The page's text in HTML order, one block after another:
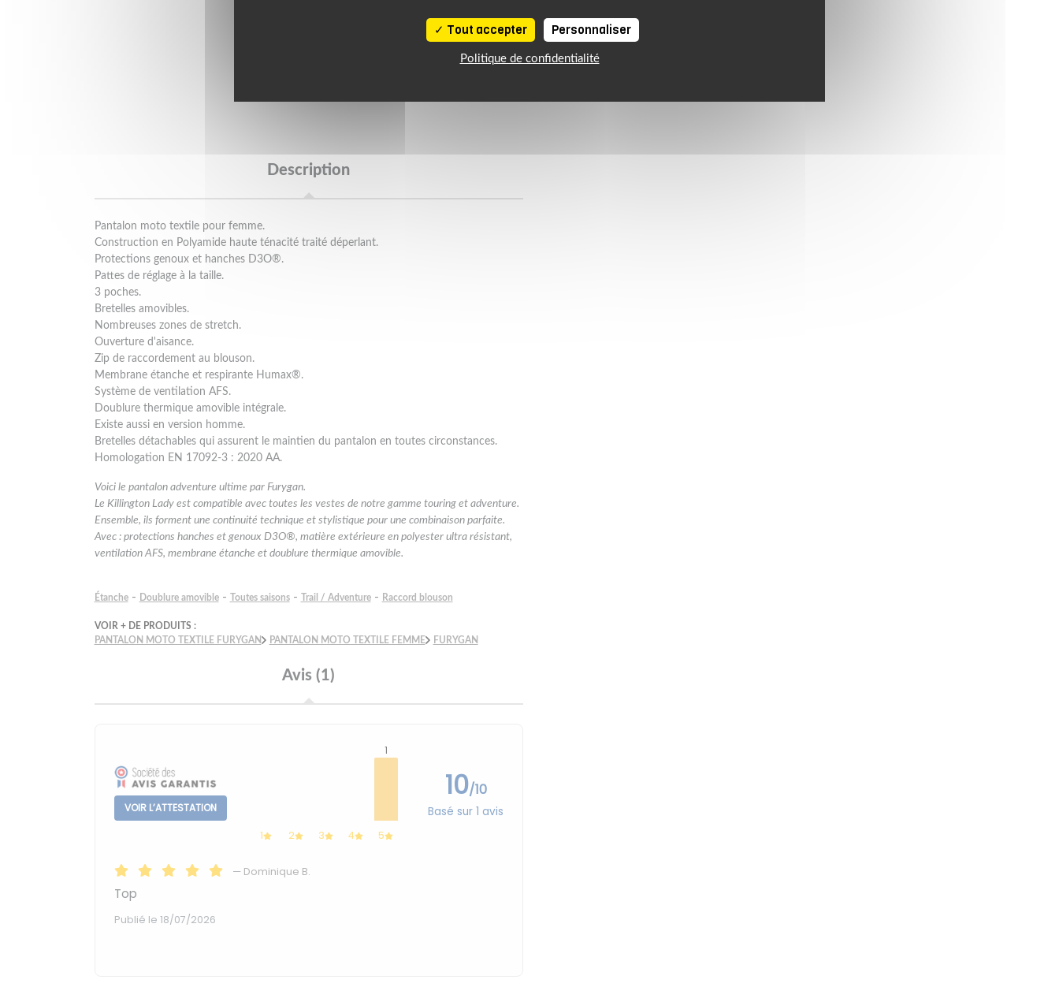
Description
Pantalon moto textile pour femme.
Construction en Polyamide haute ténacité traité déperlant.
Protections genoux et hanches D3O®.
Pattes de réglage à la taille.
3 poches.
Bretelles amovibles.
Nombreuses zones de stretch.
Ouverture d'aisance.
Zip de raccordement au blouson.
Membrane étanche et respirante Humax®.
Système de ventilation AFS.
Doublure thermique amovible intégrale.
Existe aussi en version homme.
Bretelles détachables qui assurent le maintien du pantalon en toutes circonstances.
Homologation EN 17092-3 : 2020 AA.
Voici le pantalon adventure ultime par Furygan.
Le Killington Lady est compatible avec toutes les vestes de notre gamme touring et adventure.
Ensemble, ils forment une continuité technique et stylistique pour une combinaison parfaite.
Avec : protections hanches et genoux D3O®, matière extérieure en polyester ultra résistant,
ventilation AFS, membrane étanche et doublure thermique amovible.
Étanche - Doublure amovible - Toutes saisons - Trail / Adventure - Raccord blouson
VOIR + DE PRODUITS :
PANTALON MOTO TEXTILE FURYGAN
PANTALON MOTO TEXTILE FEMME FURYGAN
Avis (1)
VOIR L’ATTESTATION
1 2 3 4
1
5
10/10
Basé sur 1 avis
— Dominique B.
Top
Publié le 18/07/2026
Tout accepter Personnaliser
Politique de confidentialité